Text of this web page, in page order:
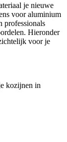
je nieuwe
voor aluminium
professionals
Hieronder
voor je
kozijnen in